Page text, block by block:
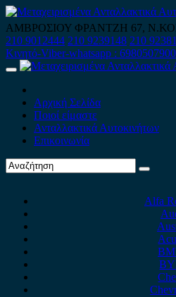
Skip
to
content
ΑΜΒΡΟΣΙΟΥ ΦΡΑΝΤΖΗ 67,
210 9012444 210 9239148 210
Κινητό-Viber-whatsapp : 6980507900
Primary
Αρχική Σελίδα
Ποιοί είμαστε
Ανταλλακτικά Αυτοκινήτων
Επικοινωνία
Alfa